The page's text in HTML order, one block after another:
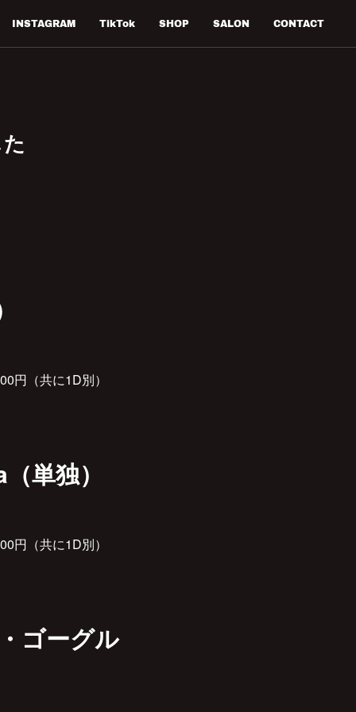
INSTAGRAM TikTok SHOP SALON CONTACT
円（共に1D別）
単独）
円（共に1D別）
ゴーグル